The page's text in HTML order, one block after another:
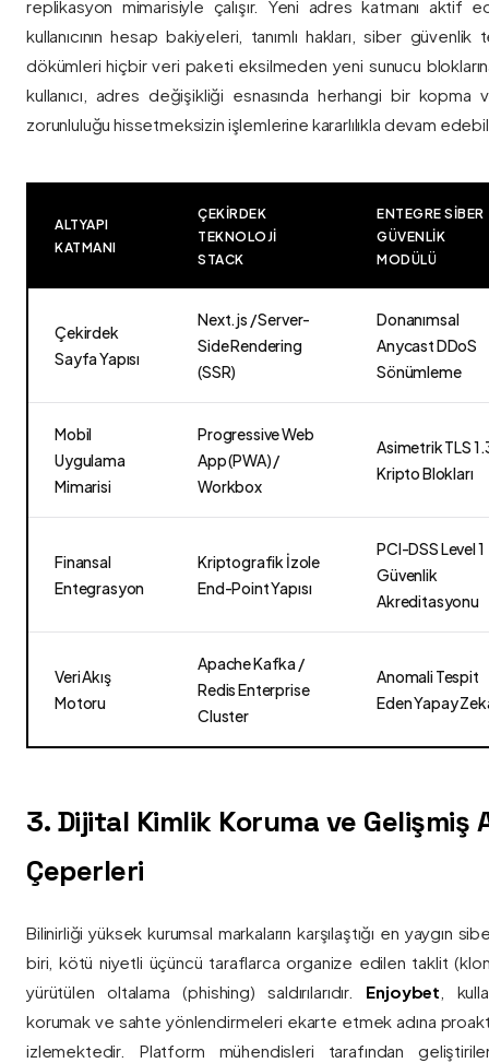
replikasyon mimarisiyle çalışır. Yeni adres katmanı aktif
kullanıcının hesap bakiyeleri, tanımlı hakları, siber
dökümleri hiçbir veri paketi eksilmeden yeni sunucu
kullanıcı, adres değişikliği esnasında herhangi bir
zorunluluğu hissetmeksizin işlemlerine kararlılıkla devam
ALTYAPI
KATMANI
ÇEKIRDEK
TEKNOLOJI
STACK
ENTEGRE SIBER
GÜVENLIK
MODÜLÜ
Çekirdek
Sayfa Yapısı
Next.js / Server-
Side Rendering
(SSR)
Donanımsal
Anycast DDoS
Sönümleme
Mobil
Uygulama
Mimarisi
Progressive Web
App (PWA) /
Workbox
Asimetrik TLS
Kripto Blokları
Finansal
Entegrasyon
Kriptografik İzole
End-Point Yapısı
PCI-DSS Level 1
Güvenlik
Akreditasyonu
Veri Akış
Motoru
Apache Kafka /
Redis Enterprise
Cluster
Anomali Tespit
Eden Yapay
3. Dijital Kimlik Koruma ve Gelişmiş
Çeperleri
Bilinirliği yüksek kurumsal markaların karşılaştığı en yaygın
biri, kötü niyetli üçüncü taraflarca organize edilen taklit
yürütülen oltalama (phishing) saldırılarıdır. Enjoybet ,
korumak ve sahte yönlendirmeleri ekarte etmek adına
izlemektedir. Platform mühendisleri tarafından